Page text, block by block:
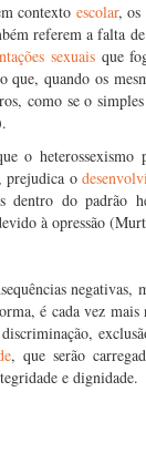
contexto escolar, os
referem a falta
sexuaisque
que, quando os
como se o
o
prejudica o
dentro do padrão
à opressão
é cada vez
, que serão
e dignidade.